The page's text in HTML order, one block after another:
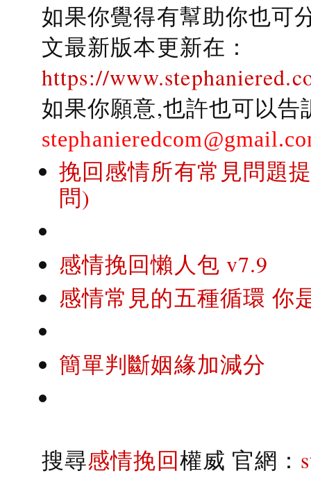
如果你覺得有幫助你也可
文最新版本更新在：
https://
如果你願意,也許也可以
挽回感情所有常見問題
問)
感情挽回懶人包 v7.9
感情常見的五種循環 你
簡單判斷姻緣加減分
搜尋感情挽回權威 官網：